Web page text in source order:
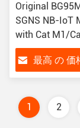
Original
SGNS NB-IoT
with Cat M1/
NB2/EGPRS
Support and
23.6mm Size
最高 の 価
1 2